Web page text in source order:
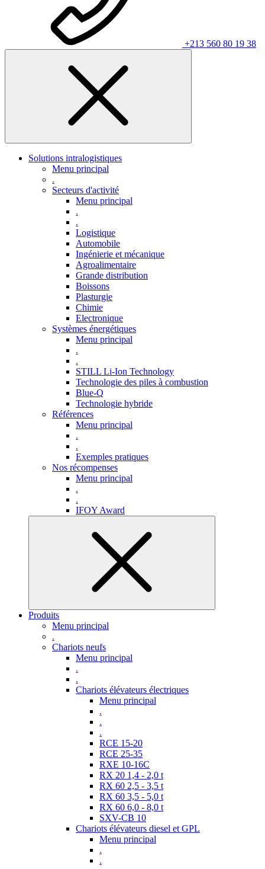
+213 560 80 19 38
Solutions intralogistiques
Menu principal
.
Secteurs d'activité
Menu principal
.
.
Logistique
Automobile
Ingénierie et mécanique
Agroalimentaire
Grande distribution
Boissons
Plasturgie
Chimie
Electronique
Systèmes énergétiques
Menu principal
.
.
STILL Li-Ion Technology
Technologie des piles à combustion
Blue-Q
Technologie hybride
Références
Menu principal
.
.
Exemples pratiques
Nos récompenses
Menu principal
.
.
IFOY Award
Produits
Menu principal
.
Chariots neufs
Menu principal
.
.
Chariots élévateurs électriques
Menu principal
.
.
.
RCE 15-20
RCE 25-35
RXE 10-16C
RX 20 1,4 - 2,0 t
RX 60 2,5 - 3,5 t
RX 60 3,5 - 5,0 t
RX 60 6,0 - 8,0 t
SXV-CB 10
Chariots élévateurs diesel et GPL
Menu principal
.
.